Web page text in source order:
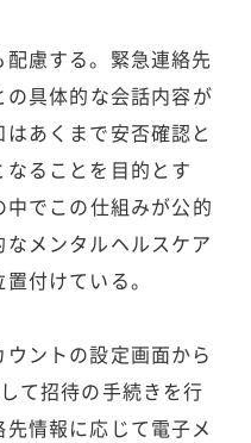
慮する。緊急連絡先
具体的な会話内容が
あくまで安否確認と
ることを目的とす
でこの仕組みが公的
メンタルヘルスケア
付けている。
ントの設定画面から
て招待の手続きを行
情報に応じて電子メ